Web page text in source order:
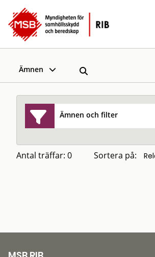
Ämnen
Ämnen och filter
Antal träffar: 0 Sortera på: